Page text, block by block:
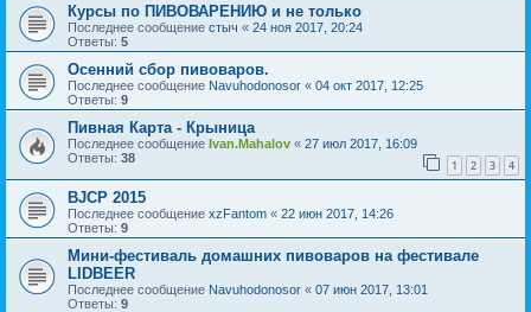
Курсы по ПИВОВАРЕНИЮ и не только
Последнее сообщение стыч « 24 ноя 2017, 20:24
Ответы: 5
Осенний сбор пивоваров.
Последнее сообщение Navuhodonosor « 04 окт 2017, 12:25
Ответы: 9
Пивная Карта - Крыница
Последнее сообщение Ivan.Mahalov « 27 июл 2017, 16:09
Ответы: 38 1 2 3 4
BJCP 2015
Последнее сообщение xzFantom « 22 июн 2017, 14:26
Ответы: 9
Мини-фестиваль домашних пивоваров на фестивале
LIDBEER
Последнее сообщение Navuhodonosor « 07 июн 2017, 13:01
Ответы: 9